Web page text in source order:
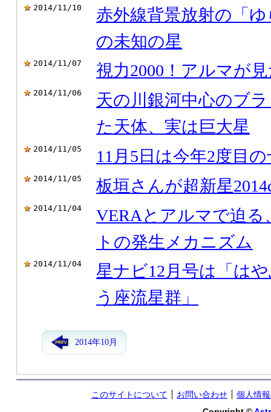
2014/11/10
赤外線背景放射の「
の未知の星
2014/11/07 視力2000！アルマが
2014/11/06
天の川銀河中心のブ
た天体、実は巨大星
2014/11/05 11月5日は今年2度目
2014/11/05 板垣さんが超新星
2014/11/04
VERAとアルマで迫る
トの発生メカニズム
2014/11/04
星ナビ12月号は「は
う座流星群」
2014年10月
このサイトについて お問い合わせ
個人情